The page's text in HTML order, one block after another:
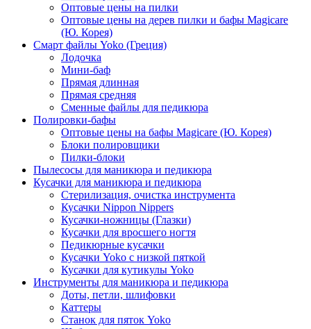
Оптовые цены на пилки
Оптовые цены на дерев пилки и бафы Magicare
(Ю. Корея)
Смарт файлы Yoko (Греция)
Лодочка
Мини-баф
Прямая длинная
Прямая средняя
Сменные файлы для педикюра
Полировки-бафы
Оптовые цены на бафы Magicare (Ю. Корея)
Блоки полировщики
Пилки-блоки
Пылесосы для маникюра и педикюра
Кусачки для маникюра и педикюра
Стерилизация, очистка инструмента
Кусачки Nippon Nippers
Кусачки-ножницы (Глазки)
Кусачки для вросшего ногтя
Педикюрные кусачки
Кусачки Yoko с низкой пяткой
Кусачки для кутикулы Yoko
Инструменты для маникюра и педикюра
Доты, петли, шлифовки
Каттеры
Станок для пяток Yoko